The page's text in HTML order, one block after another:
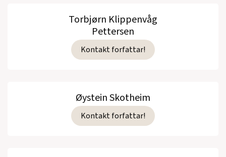
Torbjørn Klippenvåg
Pettersen
Kontakt forfattar!
Øystein Skotheim
Kontakt forfattar!